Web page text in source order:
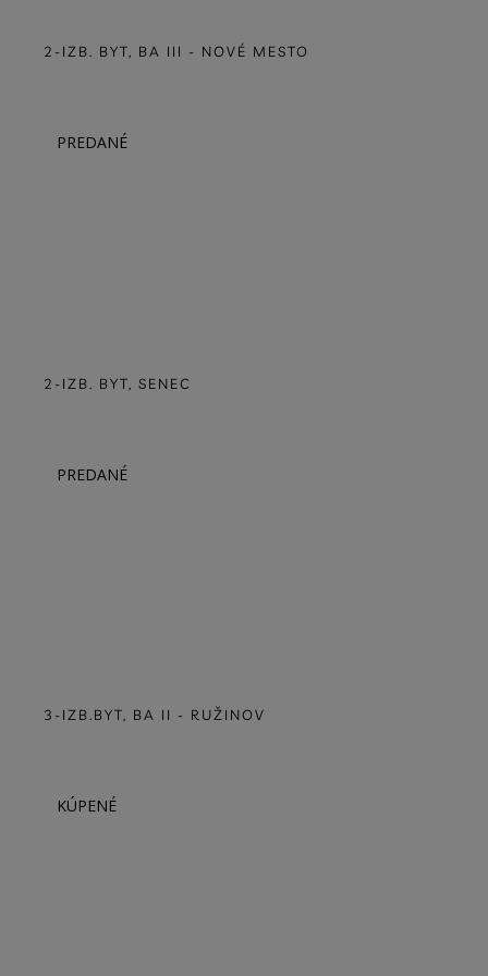
4-IZB.RD, SC - TOMÁŠOV
PREDANÉ
PREDANÉ